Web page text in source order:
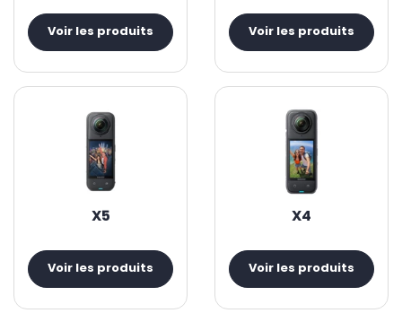
une caméra Pro ( Insta360 Titan 11K & Insta360 Pro 2 ) qui
combine un son 3D et des images en Ultra HD 8K, 10K & 11K !
Voir les produits Voir les produits
X5
Voir les produits
X4
Voir les produits